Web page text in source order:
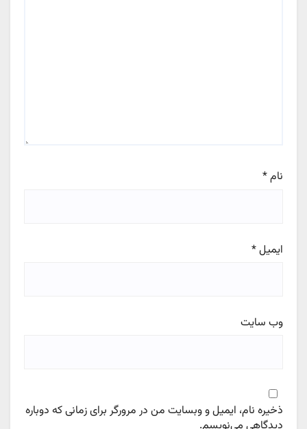
نام*
ایمیل*
وب‌ سایت
ذخیره نام، ایمیل و وبسایت من در مرورگر برای زمانی که دوباره